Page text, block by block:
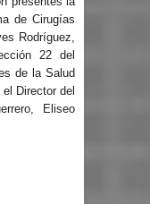
de Cirugías
Rodríguez,
22 del
de la Salud
Director del
Eliseo